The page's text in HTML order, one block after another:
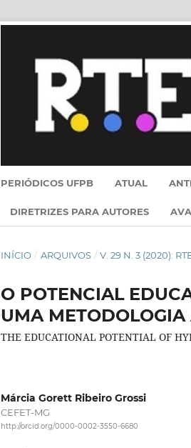
PERIÓDICOS UFPB ATUAL
DIRETRIZES PARA AUTORES
INÍCIO / ARQUIVOS / V. 29 N. 3 (2020):
O POTENCIAL
UMA
THE EDUCATIONAL POTENTIAL OF
Márcia Gorett Ribeiro Grossi
CEFET-MG
http://orcid.org/0000-0002-3550-6680